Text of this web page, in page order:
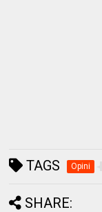
TAGS Opini
SHARE: